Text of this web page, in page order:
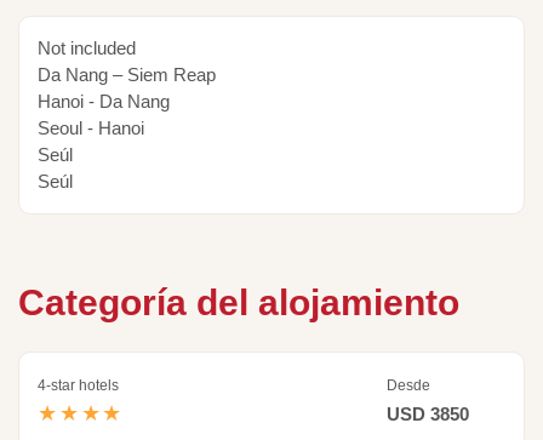
Not included
Da Nang – Siem Reap
Hanoi - Da Nang
Seoul - Hanoi
Seúl
Seúl
Categoría del alojamiento
4-star hotels
★★★★
Desde
USD 3850